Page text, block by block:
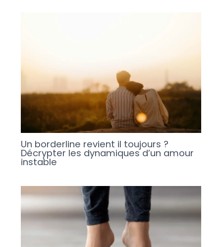
Un borderline revient il toujours ?
Décrypter les dynamiques d’un amour
instable